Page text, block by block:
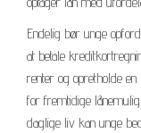
Endelig bør unge
at betale
renter og opretholde
for fremtidige
daglige liv kan unge